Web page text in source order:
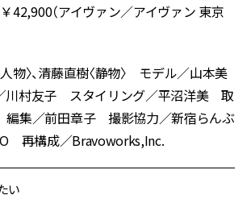
42,900（アイヴァン／アイヴァン 東京
物〉、清藤直樹〈静物〉 モデル／山本美
川村友子 スタイリング／平沼洋美 取
集／前田章子 撮影協力／新宿らんぶ
再構成／Bravoworks,Inc.
い